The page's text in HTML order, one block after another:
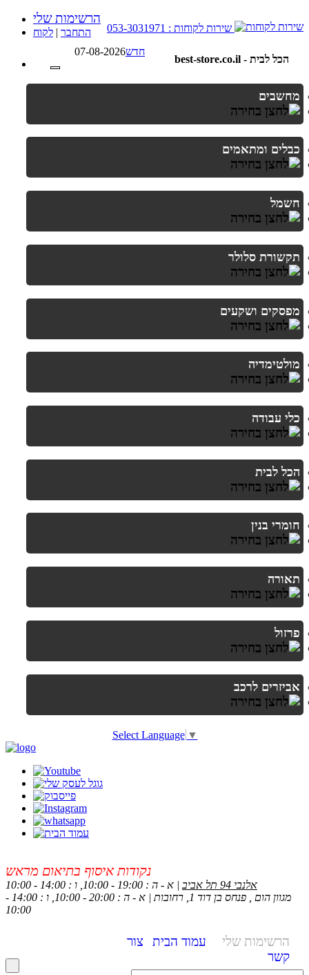
best-store.co.il - הכל לבית
07-08-2026
הרשימות שלי
התחבר | לקוח
חדש
מחשבים
כבלים ומתאמים
חשמל
תקשורת סלולר
מפסקים ושקעים
מולטימדיה
כלי עבודה
הכל לבית
חומרי בנין
תאורה
פרזול
אביזרים לרכב
Select Language ▼
נקודות איסוף בתיאום מראש
אלנבי 94 תל אביב
| א - ה : 19:00 - 10:00, ו : 14:00 - 10:00
מגוון הום , פנחס בן דוד 1, רחובות | א - ה : 20:00 - 10:00, ו : 14:00 -
10:00
הרשימות שלי עמוד הבית
צור
קשר